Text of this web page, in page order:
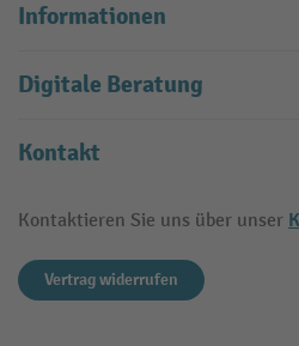
Informationen
Digitale Beratung
Kontakt
Kontaktieren Sie uns über unser
Vertrag widerrufen